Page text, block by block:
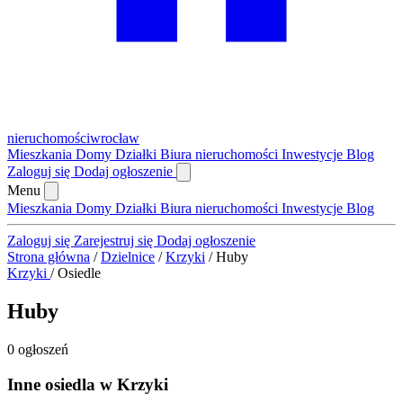
nieruchomościwrocław
Mieszkania Domy Działki Biura nieruchomości Inwestycje Blog
Zaloguj się Dodaj ogłoszenie
Menu
Mieszkania Domy Działki Biura nieruchomości Inwestycje Blog
Zaloguj się Zarejestruj się Dodaj ogłoszenie
Strona główna / Dzielnice / Krzyki / Huby
Krzyki / Osiedle
Huby
0 ogłoszeń
Inne osiedla w Krzyki